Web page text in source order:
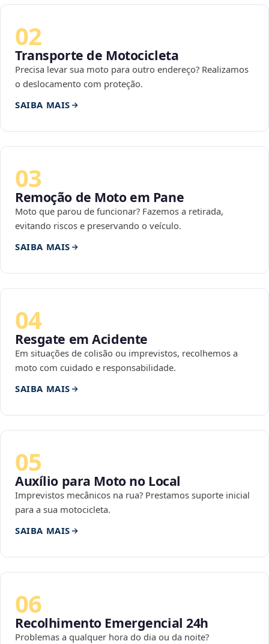
02
Transporte de Motocicleta
Precisa levar sua moto para outro endereço? Realizamos
o deslocamento com proteção.
SAIBA MAIS
03
Remoção de Moto em Pane
Moto que parou de funcionar? Fazemos a retirada,
evitando riscos e preservando o veículo.
SAIBA MAIS
04
Resgate em Acidente
Em situações de colisão ou imprevistos, recolhemos a
moto com cuidado e responsabilidade.
SAIBA MAIS
05
Auxílio para Moto no Local
Imprevistos mecânicos na rua? Prestamos suporte inicial
para a sua motocicleta.
SAIBA MAIS
06
Recolhimento Emergencial 24h
Problemas a qualquer hora do dia ou da noite?